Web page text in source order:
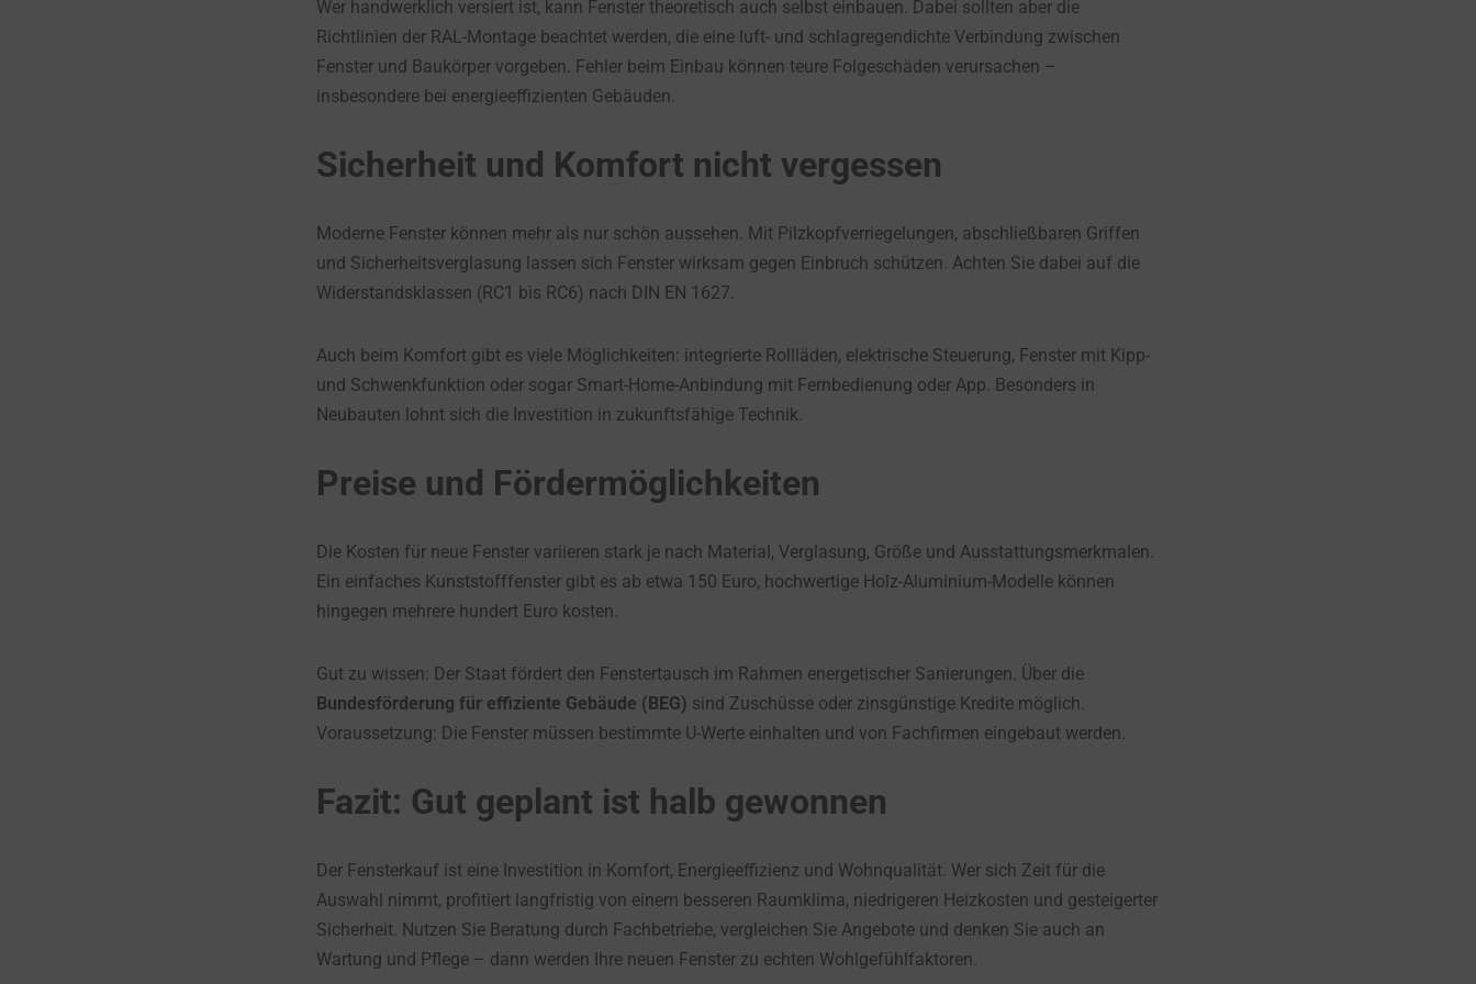
Wer handwerklich versiert ist, kann Fenster theoretisch auch selbst einbauen. Dabei sollten aber die
Richtlinien der RAL-Montage beachtet werden, die eine luft- und schlagregendichte Verbindung zwischen
Fenster und Baukörper vorgeben. Fehler beim Einbau können teure Folgeschäden verursachen –
insbesondere bei energieeffizienten Gebäuden.
Sicherheit und Komfort nicht vergessen
Moderne Fenster können mehr als nur schön aussehen. Mit Pilzkopfverriegelungen, abschließbaren Griffen
und Sicherheitsverglasung lassen sich Fenster wirksam gegen Einbruch schützen. Achten Sie dabei auf die
Widerstandsklassen (RC1 bis RC6) nach DIN EN 1627.
Auch beim Komfort gibt es viele Möglichkeiten: integrierte Rollläden, elektrische Steuerung, Fenster mit Kipp-
und Schwenkfunktion oder sogar Smart-Home-Anbindung mit Fernbedienung oder App. Besonders in
Neubauten lohnt sich die Investition in zukunftsfähige Technik.
Preise und Fördermöglichkeiten
Die Kosten für neue Fenster variieren stark je nach Material, Verglasung, Größe und Ausstattungsmerkmalen.
Ein einfaches Kunststofffenster gibt es ab etwa 150 Euro, hochwertige Holz-Aluminium-Modelle können
hingegen mehrere hundert Euro kosten.
Gut zu wissen: Der Staat fördert den Fenstertausch im Rahmen energetischer Sanierungen. Über die
Bundesförderung für effiziente Gebäude (BEG) sind Zuschüsse oder zinsgünstige Kredite möglich.
Voraussetzung: Die Fenster müssen bestimmte U-Werte einhalten und von Fachfirmen eingebaut werden.
Fazit: Gut geplant ist halb gewonnen
Der Fensterkauf ist eine Investition in Komfort, Energieeffizienz und Wohnqualität. Wer sich Zeit für die
Auswahl nimmt, profitiert langfristig von einem besseren Raumklima, niedrigeren Heizkosten und gesteigerter
Sicherheit. Nutzen Sie Beratung durch Fachbetriebe, vergleichen Sie Angebote und denken Sie auch an
Wartung und Pflege – dann werden Ihre neuen Fenster zu echten Wohlgefühlfaktoren.